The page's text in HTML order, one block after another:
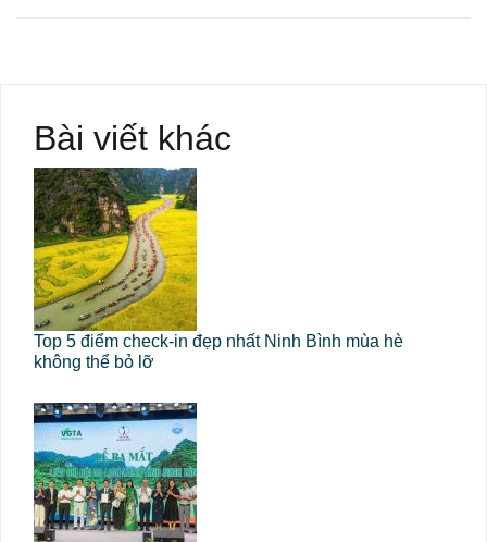
Bài viết khác
Top 5 điểm check-in đẹp nhất Ninh Bình mùa hè
không thể bỏ lỡ